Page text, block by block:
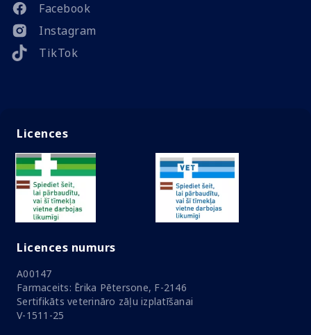
Facebook
Instagram
TikTok
Licences
Licences numurs
A00147
Farmaceits: Ērika Pētersone, F-2146
Sertifikāts veterināro zāļu izplatīšanai
V-1511-25